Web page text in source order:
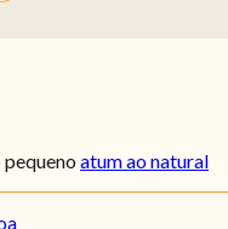
atum ao natural